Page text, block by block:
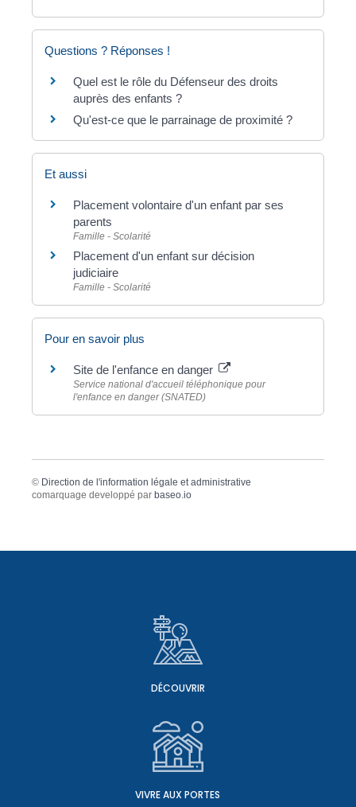
Questions ? Réponses !
Quel est le rôle du Défenseur des droits
auprès des enfants ?
Qu'est-ce que le parrainage de proximité ?
Et aussi
Placement volontaire d'un enfant par ses
parents
Famille - Scolarité
Placement d'un enfant sur décision
judiciaire
Famille - Scolarité
Pour en savoir plus
Site de l'enfance en danger
Service national d'accueil téléphonique pour
l'enfance en danger (SNATED)
© Direction de l'information légale et administrative
comarquage developpé par baseo.io
DÉCOUVRIR
VIVRE AUX PORTES